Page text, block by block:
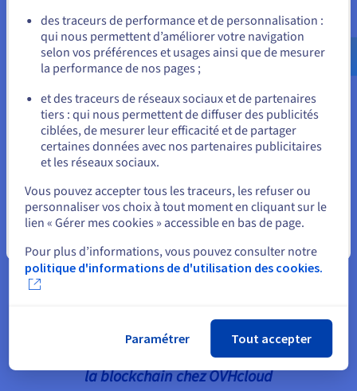
d’OVHcloud, qui fait face à la
prochaine génération de défis du
cloud. Cette collaboration nous
la communauté Web3 dans un
nouveau format. S’appuyant sur
la technologie SGX, nos serveurs
dédiés ont offert des
performances équilibrées pour
Super Protocol. Combinés à notre
politique de prix attrayante, ils
permettront aux offres OVHcloud
d’occuper une place importante
- Omar Abi Issa, responsable du
développement commercial pour
la blockchain chez OVHcloud
Allez sur le site États-Unis
us.ovhcloud.com/
Anglais USD - $
ou
Rester sur le site actuel
Sélectionner un autre site web
des traceurs de performance et de personnalisation :
qui nous permettent d’améliorer votre navigation
selon vos préférences et usages ainsi que de mesurer
la performance de nos pages ;
et des traceurs de réseaux sociaux et de partenaires
tiers : qui nous permettent de diffuser des publicités
ciblées, de mesurer leur efficacité et de partager
certaines données avec nos partenaires publicitaires
et les réseaux sociaux.
Vous pouvez accepter tous les traceurs, les refuser ou
personnaliser vos choix à tout moment en cliquant sur le
lien « Gérer mes cookies » accessible en bas de page.
Pour plus d’informations, vous pouvez consulter notre
politique d'informations de d'utilisation des cookies.
Paramétrer Tout accepter